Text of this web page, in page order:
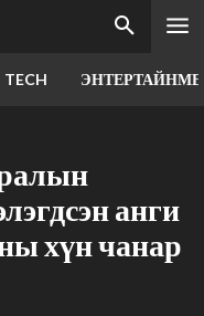
TECH
анги
хүн чанар